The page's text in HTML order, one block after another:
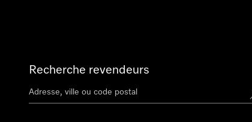
Recherche revendeurs